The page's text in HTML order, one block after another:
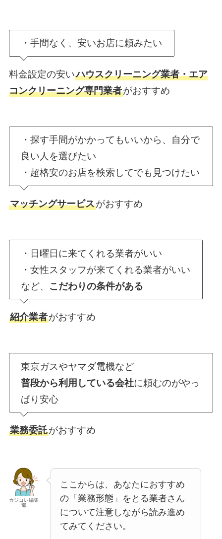
・手間なく、安いお店に頼みたい
料金設定の安いハウスクリーニング業者・エア
コンクリーニング専門業者がおすすめ
・探す手間がかかってもいいから、自分で
良い人を選びたい
・超格安のお店を検索してでも見つけたい
マッチングサービスがおすすめ
・日曜日に来てくれる業者がいい
・女性スタッフが来てくれる業者がいい
など、 こだわりの条件がある
紹介業者がおすすめ
東京ガスやヤマダ電機など
普段から利用している会社に頼むのがやっ
ぱり安心
業務委託がおすすめ
カジコレ編集
部
ここからは、あなたにおすすめ
の「業務形態」をとる業者さん
について注意しながら読み進め
てみてください。